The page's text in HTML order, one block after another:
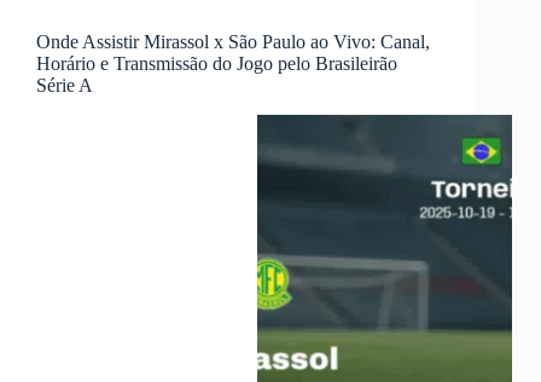
Onde Assistir Mirassol x São Paulo ao Vivo: Canal,
Horário e Transmissão do Jogo pelo Brasileirão
Série A